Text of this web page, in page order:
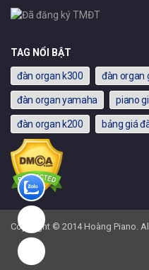
TAG NỔI BẬT
đàn organ k300 đàn organ
đàn organ yamaha piano
đàn organ k200 bảng giá
Copyright © 2014 Hoàng Piano.